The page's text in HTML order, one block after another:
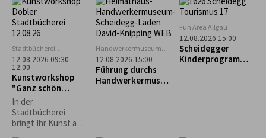
Weiler im Allgäu
Karten und je nach
Wetterlage ein
großes
Gemeinschaftsbild.
Stadtbücherei
Lindenberg
12.08.2026 09:30 -
12:00
Kunstworkshop
"Ganz schön
punktig-Yayoi
Kusama"
In der
Stadtbücherei
bringt Ihr Kunst auf
Handwerkermuseum
„Heimathaus"
Scheidegg
12.08.2026 15:00
Führung durchs
Handwerkermuseu
Fun Area Allgäu
12.08.2026 15:00
Scheidegger
Kinderprogramm: